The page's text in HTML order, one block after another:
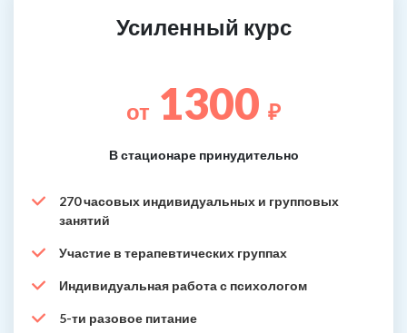
Усиленный курс
от 1300 ₽
В стационаре принудительно
270 часовых индивидуальных и групповых
занятий
Участие в терапевтических группах
Индивидуальная работа с психологом
5-ти разовое питание